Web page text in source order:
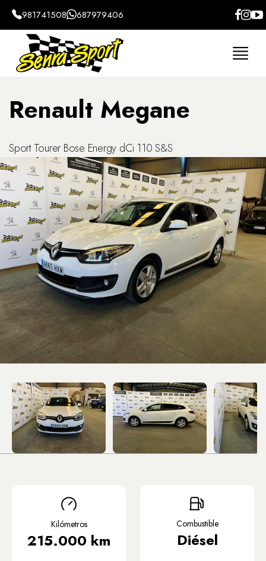
981741508 687979406
Home Coches
Renault Megane
Sport Tourer Bose Energy dCi 110 S&S
Kilómetros
215.000 km
Combustible
Diésel